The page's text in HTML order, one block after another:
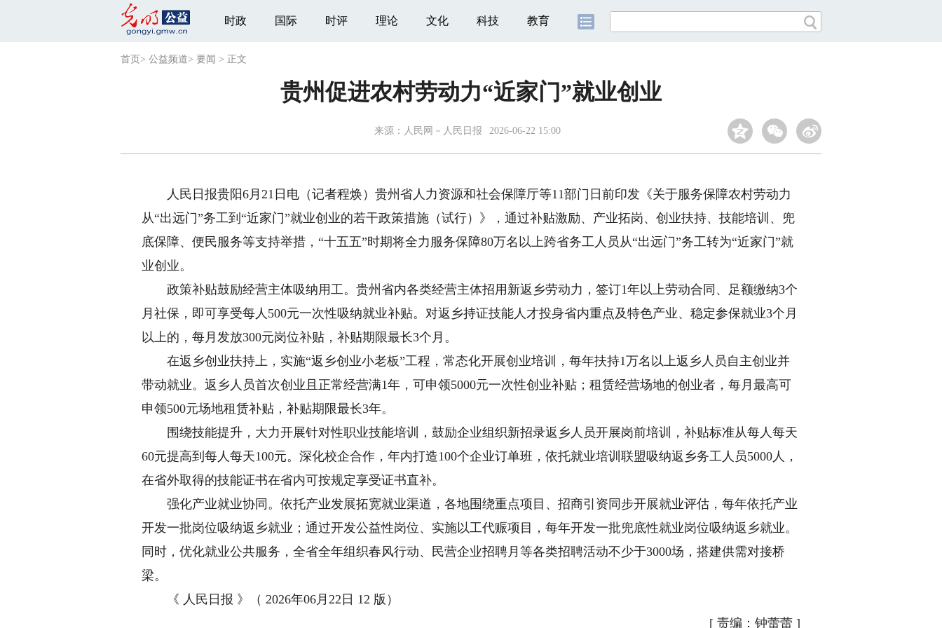
时政 国际 时评 理论 文化 科技 教育
首页 > 公益频道> 要闻 > 正文
贵州促进农村劳动力“近家门”就业创业
来源： 人民网－人民日报 2026-06-22 15:00
人民日报贵阳6月21日电（记者程焕）贵州省人力资源和社会保障厅等11部门日前印发《关于服务保障农村劳动力
从“出远门”务工到“近家门”就业创业的若干政策措施（试行）》，通过补贴激励、产业拓岗、创业扶持、技能培训、兜
底保障、便民服务等支持举措，“十五五”时期将全力服务保障80万名以上跨省务工人员从“出远门”务工转为“近家门”就
业创业。
政策补贴鼓励经营主体吸纳用工。贵州省内各类经营主体招用新返乡劳动力，签订1年以上劳动合同、足额缴纳3个
月社保，即可享受每人500元一次性吸纳就业补贴。对返乡持证技能人才投身省内重点及特色产业、稳定参保就业3个月
以上的，每月发放300元岗位补贴，补贴期限最长3个月。
在返乡创业扶持上，实施“返乡创业小老板”工程，常态化开展创业培训，每年扶持1万名以上返乡人员自主创业并
带动就业。返乡人员首次创业且正常经营满1年，可申领5000元一次性创业补贴；租赁经营场地的创业者，每月最高可
申领500元场地租赁补贴，补贴期限最长3年。
围绕技能提升，大力开展针对性职业技能培训，鼓励企业组织新招录返乡人员开展岗前培训，补贴标准从每人每天
60元提高到每人每天100元。深化校企合作，年内打造100个企业订单班，依托就业培训联盟吸纳返乡务工人员5000人，
在省外取得的技能证书在省内可按规定享受证书直补。
强化产业就业协同。依托产业发展拓宽就业渠道，各地围绕重点项目、招商引资同步开展就业评估，每年依托产业
开发一批岗位吸纳返乡就业；通过开发公益性岗位、实施以工代赈项目，每年开发一批兜底性就业岗位吸纳返乡就业。
同时，优化就业公共服务，全省全年组织春风行动、民营企业招聘月等各类招聘活动不少于3000场，搭建供需对接桥
梁。
《 人民日报 》（ 2026年06月22日 12 版）
[ 责编：钟蕾蕾 ]